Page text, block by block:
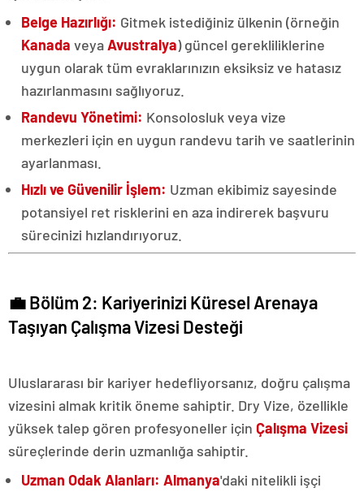
Belge Hazırlığı: Gitmek istediğiniz ülkenin (örneğin
Kanada veyaAvustralya) güncel gerekliliklerine
uygun olarak tüm evraklarınızın eksiksiz ve hatasız
hazırlanmasını sağlıyoruz.
Randevu Yönetimi: Konsolosluk veya vize
merkezleri için en uygun randevu tarih ve saatlerinin
ayarlanması.
Hızlı ve Güvenilir İşlem: Uzman ekibimiz sayesinde
potansiyel ret risklerini en aza indirerek başvuru
sürecinizi hızlandırıyoruz.
💼 Bölüm 2: Kariyerinizi Küresel Arenaya
Taşıyan Çalışma Vizesi Desteği
Uluslararası bir kariyer hedefliyorsanız, doğru çalışma
vizesini almak kritik öneme sahiptir. Dry Vize, özellikle
yüksek talep gören profesyoneller için Çalışma Vizesi
süreçlerinde derin uzmanlığa sahiptir.
Uzman Odak Alanları: Almanya'daki nitelikli işçi